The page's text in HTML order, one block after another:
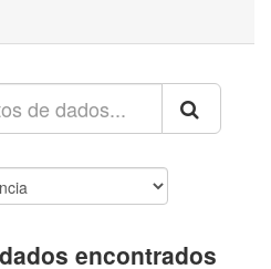
encontrados